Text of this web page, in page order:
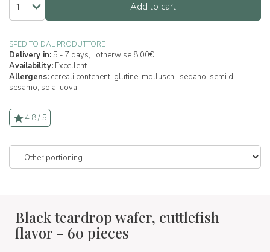
Add to cart
SPEDITO DAL PRODUTTORE
Delivery in: 5 - 7 days, , otherwise 8,00€
Availability: Excellent
Allergens: cereali contenenti glutine, molluschi, sedano, semi di
sesamo, soia, uova
4.8 / 5
Black teardrop wafer, cuttlefish
flavor - 60 pieces